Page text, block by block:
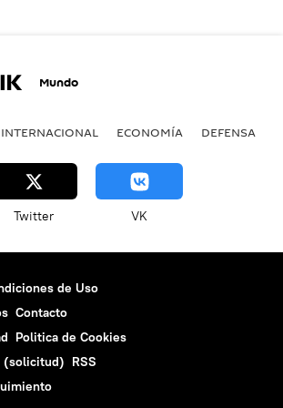
Mundo
INTERNACIONAL ECONOMÍA DEFENSA
Twitter VK
de Uso
Contacto
Politica de Cookies
(solicitud) RSS